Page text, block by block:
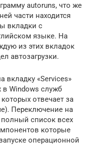
autoruns, что же
части находится
вкладки с
языке. На
из этих вкладок
автозагрузки.
вкладку «Services»
в Windows служб
отвечает за
Переключение на
полный список всех
которые
операционной